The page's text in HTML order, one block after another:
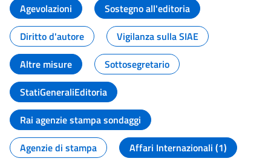
Agevolazioni
Sostegno all'editoria
Diritto d'autore
Vigilanza sulla SIAE
Altre misure
Sottosegretario
StatiGeneraliEditoria
Rai agenzie stampa sondaggi
Agenzie di stampa
Affari Internazionali (1)